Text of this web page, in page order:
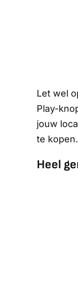
Let wel
Play-
jouw
te
Heel